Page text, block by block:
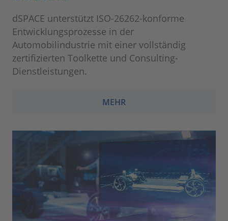
dSPACE unterstützt ISO-26262-konforme
Entwicklungsprozesse in der
Automobilindustrie mit einer vollständig
zertifizierten Toolkette und Consulting-
Dienstleistungen.
MEHR